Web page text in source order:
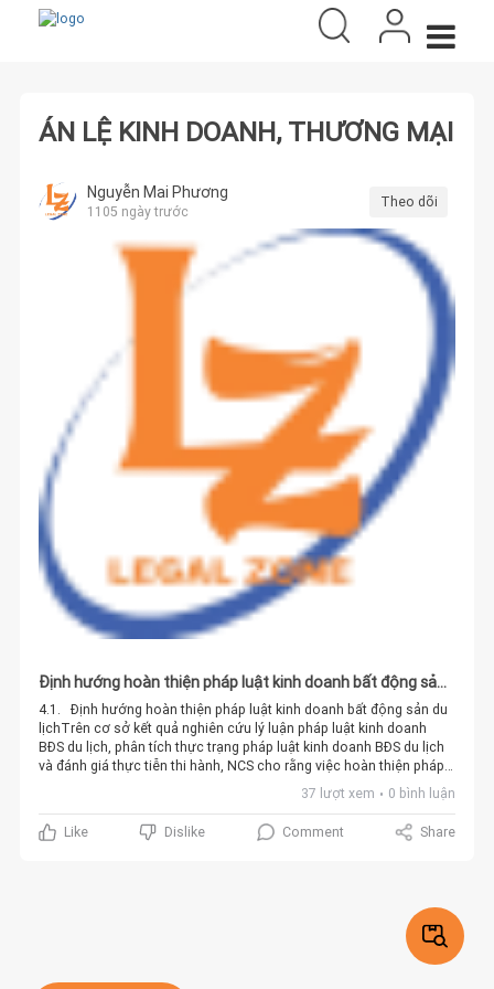
ÁN LỆ KINH DOANH, THƯƠNG MẠI
Nguyễn Mai Phương
1105 ngày trước
Theo dõi
Định hướng hoàn thiện pháp luật kinh doanh bất động sản
du lịch
4.1. Định hướng hoàn thiện pháp luật kinh doanh bất động sản du
lịchTrên cơ sở kết quả nghiên cứu lý luận pháp luật kinh doanh
BĐS du lịch, phân tích thực trạng pháp luật kinh doanh BĐS du lịch
và đánh giá thực tiễn thi hành, NCS cho rằng việc hoàn thiện pháp
luật kinh doanh BĐS du lịch cần được thực hiện theo một số định
hướng chủ yếu sau đây:Thứ nhất, hoàn thiện pháp luật kinh doanh
BĐS du lịch cần dựa trên quan điểm, đường lối của Đảng về tiếp tục
hoàn thiện hệ thống pháp luật trong nền kinh tế thị trường và phát
đồng thời là đội tiên phong của Nhân dân lao động và của dân tộc
Việt Nam, đại biểu trung thành lợi ích của giai cấp công nhân, nhân
dân lao động và của cả dân tộc, lấy chủ nghĩa Mác - Lênin và tư
37 lượt xem 0 bình luận
Like Dislike Comment Share